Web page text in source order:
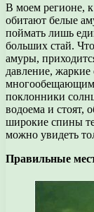
В моем регионе,
обитают белые
поймать лишь
больших стай.
амуры,
давление,
поклонники
водоема и стоят,
широкие спины
можно увидеть
Правильные